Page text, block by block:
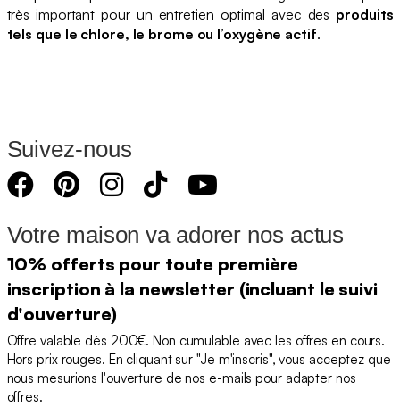
très important pour un entretien optimal avec des produits
tels que le chlore, le brome ou l’oxygène actif.
Suivez-nous
Votre maison va adorer nos actus
10% offerts pour toute première
inscription à la newsletter (incluant le suivi
d'ouverture)
Offre valable dès 200€. Non cumulable avec les offres en cours.
Hors prix rouges. En cliquant sur "Je m'inscris", vous acceptez que
nous mesurions l'ouverture de nos e-mails pour adapter nos
offres.